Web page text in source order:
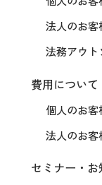
法人のお客
法務アウト
費用について
個人のお客
法人のお客
セミナー・お